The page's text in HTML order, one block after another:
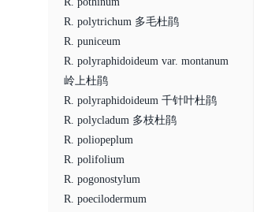
R. polytrichum 多毛杜鹃
R. puniceum
R. polyraphidoideum var. montanum
岭上杜鹃
R. polyraphidoideum 千针叶杜鹃
R. polycladum 多枝杜鹃
R. poliopeplum
R. polifolium
R. pogonostylum
R. poecilodermum